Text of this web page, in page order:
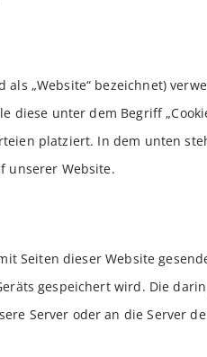
als „Website“ bezeichnet)
unter dem Begriff
platziert. In dem unten
unserer Website.
Seiten dieser Website
gespeichert wird. Die
Server oder an die Server